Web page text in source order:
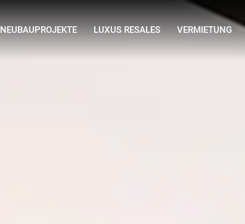
NEUBAUPROJEKTE LUXUS RESALES VERMIETUNG